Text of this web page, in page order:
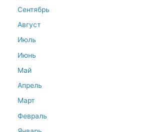
Сентябрь
Август
Июль
Июнь
Май
Апрель
Март
Февраль